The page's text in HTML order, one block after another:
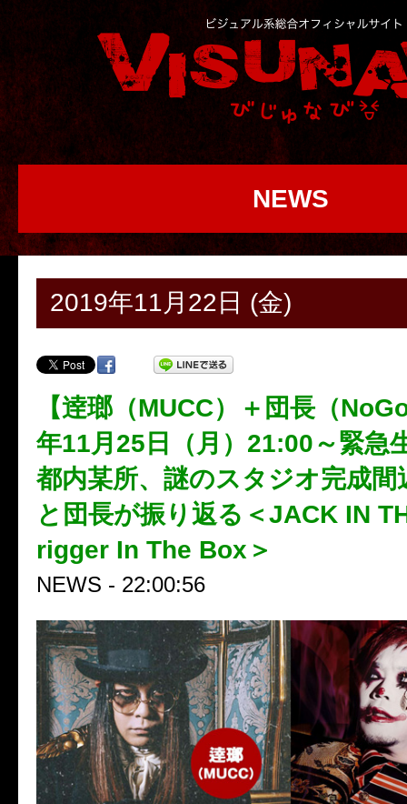
NEWS
2019年11月22日 (金)
【逹瑯（MUCC）＋団長（
年11月25日（月）21:00～緊急
都内某所、謎のスタジオ完成間
と団長が振り返る＜JACK IN
rigger In The Box＞
NEWS - 22:00:56